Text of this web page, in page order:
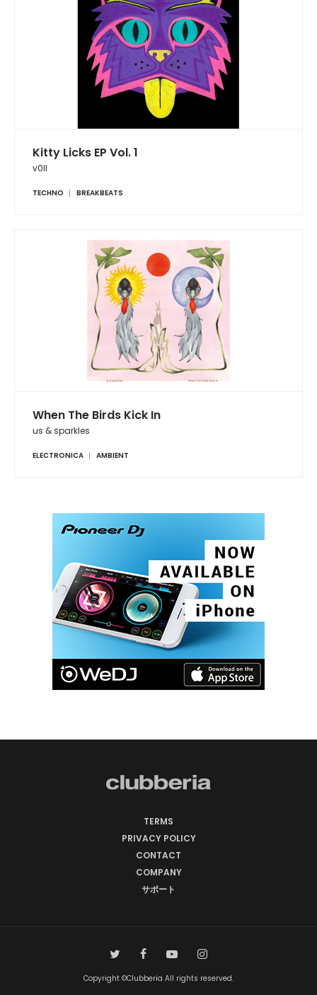
Kitty Licks EP Vol. 1
v0ll
TECHNO BREAKBEATS
When The Birds Kick In
us & sparkles
ELECTRONICA AMBIENT
TERMS
PRIVACY POLICY
CONTACT
COMPANY
サポート
Copyright ©Clubberia All rights reserved.